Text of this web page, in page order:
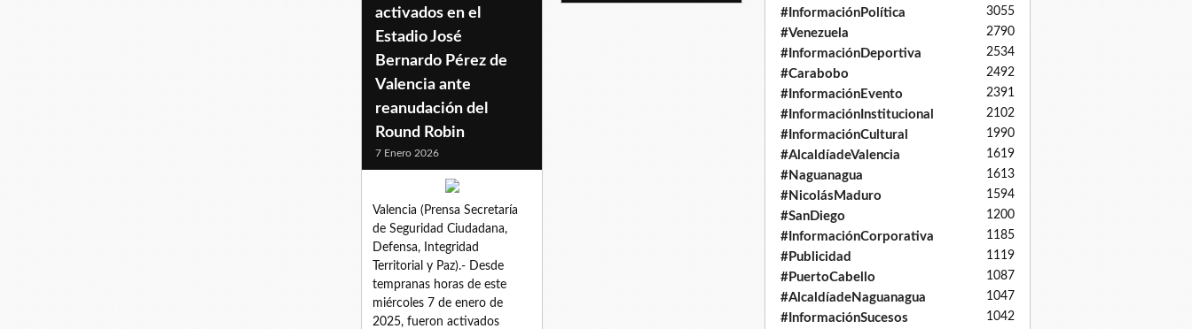
activados en el
Estadio José
Bernardo Pérez de
Valencia ante
reanudación del
Round Robin
7 Enero 2026
Valencia (Prensa Secretaría
de Seguridad Ciudadana,
Defensa, Integridad
Territorial y Paz).- Desde
tempranas horas de este
miércoles 7 de enero de
2025, fueron activados
#InformaciónPolítica 3055
#Venezuela 2790
#InformaciónDeportiva 2534
#Carabobo 2492
#InformaciónEvento 2391
#InformaciónInstitucional 2102
#InformaciónCultural 1990
#AlcaldíadeValencia 1619
#Naguanagua 1613
#NicolásMaduro 1594
#SanDiego 1200
#InformaciónCorporativa 1185
#Publicidad 1119
#PuertoCabello 1087
#AlcaldíadeNaguanagua 1047
#InformaciónSucesos 1042